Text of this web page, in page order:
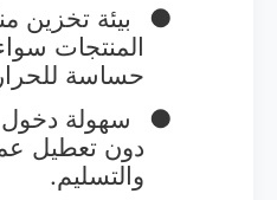
●
بيئة تخزين
المنتجات
حساسة
●
سهولة
دون تعطيل
والتسليم.